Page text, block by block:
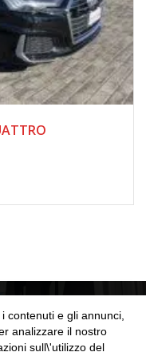
contenuti e gli annunci,
analizzare il nostro
sull\'utilizzo del